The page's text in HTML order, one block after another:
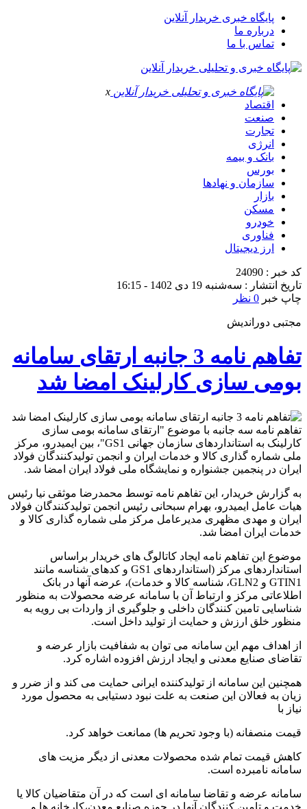
پایگاه خبری خریدار آنلاین
درباره ما
تماس با ما
x
اقتصاد
صنعت
تجارت
انرژی
بانک و بیمه
بورس
سازمان و نهادها
بازار
مسکن
خودرو
فناوری
ارز دیجیتال
کد خبر : 24090
تاریخ انتشار : سه‌شنبه 19 دی 1402 - 16:15
چاپ خبر 0 نظر
مجتبی دوراندیش
تفاهم نامه 3 جانبه ارتقای سامانه
بومی سازی کارلینک امضا شد
تفاهم نامه سه جانبه با موضوع "ارتقای سامانه بومی سازی
کارلینک به استانداردهای سازمان جهانی GS1"، بین ایمیدرو، مرکز
ملی شماره گذاری کالا و خدمات ایران و انجمن تولیدکنندگان فولاد
ایران در پنجمین جشنواره و نمایشگاه ملی فولاد ایران امضا شد.
به گزارش خریدار، این تفاهم نامه توسط محمدرضا موثقی نیا رئیس
هیات عامل ایمیدرو، بهرام سبحانی رئیس انجمن تولیدکنندگان فولاد
ایران و مهدی مظهری مدیرعامل مرکز ملی شماره گذاری کالا و
خدمات ایران امضا شد.
موضوع این تفاهم نامه ایجاد کاتالوگ های خریدار براساس
استانداردهای مرکز (استانداردهای GS1 و کدهای شناسه مانند
GTIN1 و GLN2، شناسه کالا و خدمات)، عرضه آنها در بانک
اطلاعاتی مرکز و ارتباط آن با سامانه عرضه محصولات به منظور
شناسایی تامین کنندگان داخلی و جلوگیری از واردات بی رویه به
منظور خلق ارزش و حمایت از تولید داخل است.
از اهداف مهم این سامانه می توان به شفافیت بازار عرضه و
تقاضای صنایع معدنی و ایجاد ارزش افزوده اشاره کرد.
همچنین این سامانه از تولیدکننده ایرانی حمایت می کند و از ضرر و
زیان به فعالان این صنعت به علت نبود دستیابی به محصول مورد
نیاز با
قیمت منصفانه (با وجود تحریم ها) ممانعت خواهد کرد.
کاهش قیمت تمام شده محصولات معدنی از دیگر مزیت های
سامانه نامبرده است.
سامانه عرضه و تقاضا سامانه ای است که در آن متقاضیان کالا یا
خدمت و تامین کنندگان آنها در حوزه صنایع معدن،کارخانه ها و